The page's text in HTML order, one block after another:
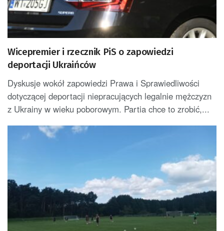
Wicepremier i rzecznik PiS o zapowiedzi
deportacji Ukraińców
Dyskusje wokół zapowiedzi Prawa i Sprawiedliwości
dotyczącej deportacji niepracujących legalnie mężczyzn
z Ukrainy w wieku poborowym. Partia chce to zrobić,...